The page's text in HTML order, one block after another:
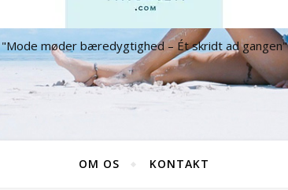
"Mode møder bæredygtighed – Ét skridt ad gangen"
OM OS KONTAKT